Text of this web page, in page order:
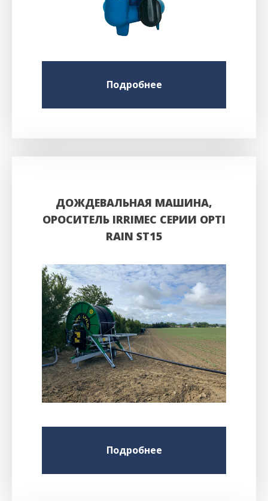
Подробнее
ДОЖДЕВАЛЬНАЯ МАШИНА,
ОРОСИТЕЛЬ IRRIMEC СЕРИИ OPTI
RAIN ST15
Подробнее